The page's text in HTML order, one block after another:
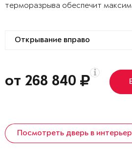
терморазрыва обеспечит
от 268 840
Посмотреть дверь в